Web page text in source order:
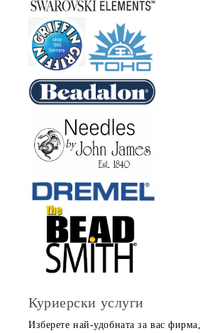
Куриерски услуги
Изберете най-удобната за вас